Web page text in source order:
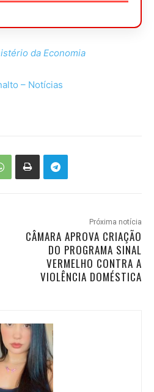
da Economia
– Notícias
Próxima notícia
CÂMARA APROVA CRIAÇÃO
DO PROGRAMA SINAL
VERMELHO CONTRA A
VIOLÊNCIA DOMÉSTICA